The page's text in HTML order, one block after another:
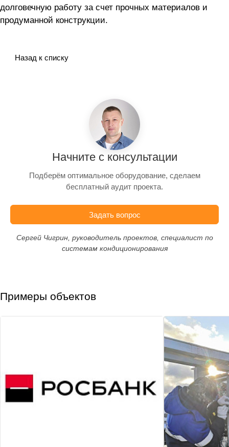
долговечную работу за счет прочных материалов и
продуманной конструкции.
Назад к списку
Начните с консультации
Подберём оптимальное оборудование, сделаем
бесплатный аудит проекта.
Задать вопрос
Сергей Чигрин, руководитель проектов, специалист по
системам кондиционирования
Примеры объектов